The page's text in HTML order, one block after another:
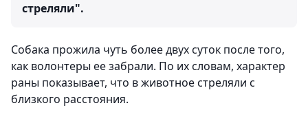
стреляли".
Собака прожила чуть более двух суток после того,
как волонтеры ее забрали. По их словам, характер
раны показывает, что в животное стреляли с
близкого расстояния.